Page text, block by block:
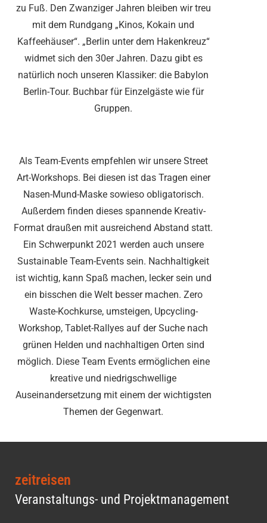
zu Fuß. Den Zwanziger Jahren bleiben wir treu
mit dem Rundgang „Kinos, Kokain und
Kaffeehäuser“. „Berlin unter dem Hakenkreuz“
widmet sich den 30er Jahren. Dazu gibt es
natürlich noch unseren Klassiker: die Babylon
Berlin-Tour. Buchbar für Einzelgäste wie für
Gruppen.
Als Team-Events empfehlen wir unsere Street
Art-Workshops. Bei diesen ist das Tragen einer
Nasen-Mund-Maske sowieso obligatorisch.
Außerdem finden dieses spannende Kreativ-
Format draußen mit ausreichend Abstand statt.
Ein Schwerpunkt 2021 werden auch unsere
Sustainable Team-Events sein. Nachhaltigkeit
ist wichtig, kann Spaß machen, lecker sein und
ein bisschen die Welt besser machen. Zero
Waste-Kochkurse, umsteigen, Upcycling-
Workshop, Tablet-Rallyes auf der Suche nach
grünen Helden und nachhaltigen Orten sind
möglich. Diese Team Events ermöglichen eine
kreative und niedrigschwellige
Auseinandersetzung mit einem der wichtigsten
Themen der Gegenwart.
zeitreisen
Veranstaltungs- und Projektmanagement